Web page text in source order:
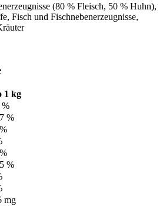
(80 % Fleisch, 50 % Huhn),
Fisch und Fischnebenerzeugnisse,
1 kg
%
%
%
mg